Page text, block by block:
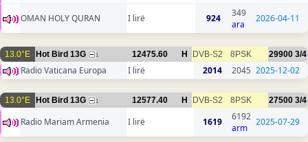
OMAN HOLY QURAN
I lirë 924
349
ara
2026-04-11
13.0°E Hot Bird 13G 1 12475.60 H DVB-S2 8PSK 29900 3/4
Radio Vaticana Europa I lirë 2014 2045 2025-12-02
13.0°E Hot Bird 13G 1 12577.40 H DVB-S2 8PSK 27500 3/4
Radio Mariam Armenia I lirë 1619
6192
arm
2025-07-29